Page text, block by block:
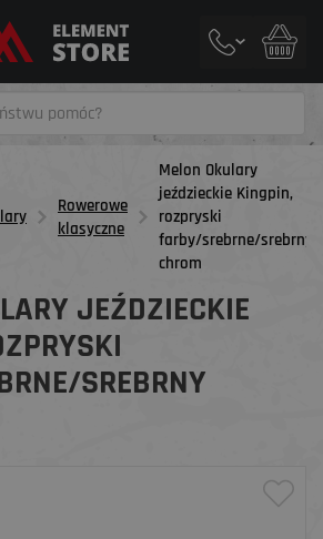
Rowerowe
klasyczne
Melon Okulary
jeździeckie Kingpin,
rozpryski
farby/srebrne/srebrny
chrom
JEŹDZIECKIE
SREBRNY